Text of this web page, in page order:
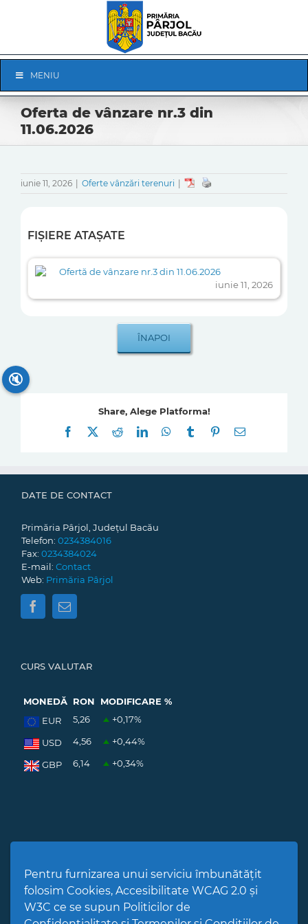
Pentru furnizarea unui serviciu îmbunătățit
folosim Cookies, Accesibilitate WCAG 2.0 și
W3C ce se supun Politicilor de
Navigation
MENIU
Oferta de vânzare nr.3 din
11.06.2026
iunie 11, 2026 Oferte vânzări terenuri
FIȘIERE ATAȘATE
Ofertă de vânzare nr.3 din 11.06.2026
iunie 11, 2026
Share, Alege Platforma!
Facebook
RedditLinkedInWhatsApp
Tumblr Pinterest
E-
DATE DE CONTACT
Primăria Pârjol, Județul Bacău
Telefon: 0234384016
Fax: 0234384024
E-mail: Contact
Web: Primăria Pârjol
CURS VALUTAR
MONEDĂ RON
MODIFICARE %
EUR
5,26 +0,17%
USD 4,56 +0,44%
GBP 6,14 +0,34%
🔇